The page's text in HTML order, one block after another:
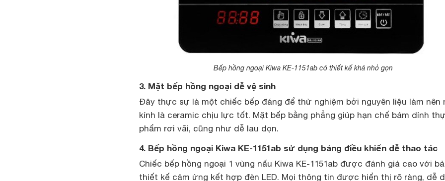
Bếp hồng ngoại Kiwa KE-1151ab có thiết kế khá nhỏ gọn
3. Mặt bếp hồng ngoại dễ vệ sinh
Đây thực sự là một chiếc bếp đáng để thử nghiệm bởi nguyên liệu làm nên
kính là ceramic chịu lực tốt. Mặt bếp bằng phẳng giúp hạn chế bám dính
phẩm rơi vãi, cũng như dễ lau dọn.
4. Bếp hồng ngoại Kiwa KE-1151ab sử dụng bảng điều khiển dễ thao tác
Chiếc bếp hồng ngoại 1 vùng nấu Kiwa KE-1151ab được đánh giá cao với
thiết kế cảm ứng kết hợp đèn LED. Mọi thông tin được hiển thị rõ ràng, dễ